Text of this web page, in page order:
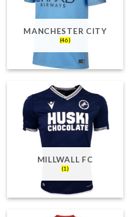
MANCHESTER CITY
(46)
MILLWALL FC
(1)